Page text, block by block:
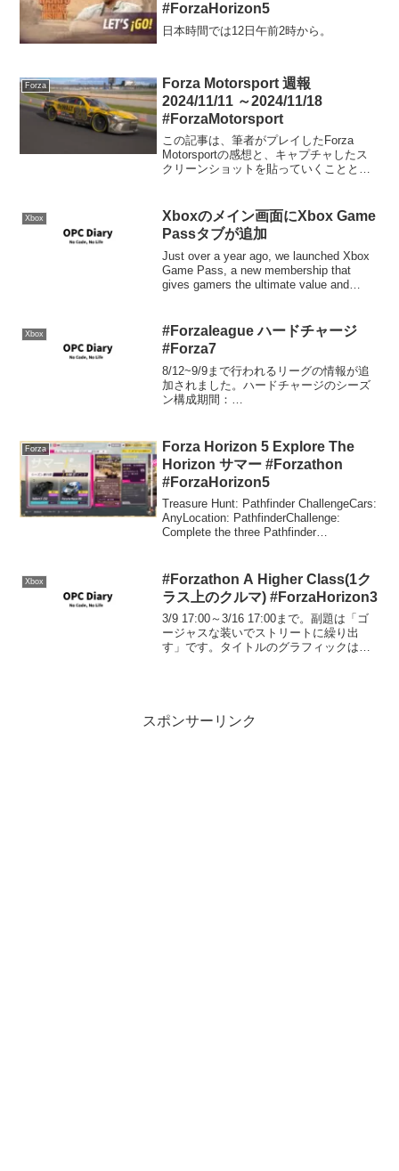
#ForzaHorizon5
日本時間では12日午前2時から。
Forza
Forza Motorsport 週報
2024/11/11 ～2024/11/18
#ForzaMotorsport
この記事は、筆者がプレイしたForza
Motorsportの感想と、キャプチャしたス
クリーンショットを貼っていくことと、
5のForzathon記事と同...
Xbox
Xboxのメイン画面にXbox Game
Passタブが追加
Just over a year ago, we launched Xbox
Game Pass, a new membership that
gives gamers the ultimate value and
Xbox
#Forzaleague ハードチャージ
#Forza7
8/12~9/9まで行われるリーグの情報が追
加されました。ハードチャージのシーズ
ン構成期間：
Editionシリーズ1...
Forza
Forza Horizon 5 Explore The
Horizon サマー #Forzathon
#ForzaHorizon5
Treasure Hunt: Pathfinder ChallengeCars:
AnyLocation: PathfinderChallenge:
Complete the three Pathfinder
Xbox
#Forzathon A Higher Class(1ク
ラス上のクルマ) #ForzaHorizon3
3/9 17:00～3/16 17:00まで。副題は「ゴ
ージャスな装いでストリートに繰り出
す」です。タイトルのグラフィックはジ
スポンサーリンク